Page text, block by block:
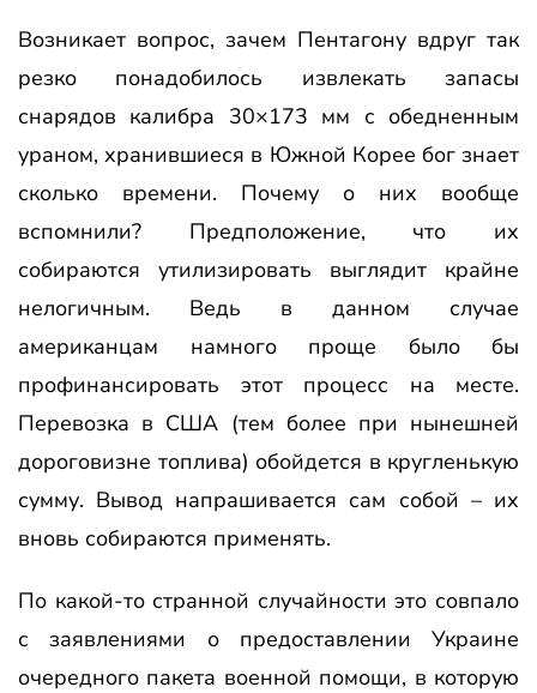
Возникает вопрос, зачем Пентагону вдруг так
резко понадобилось извлекать запасы
снарядов калибра 30×173 мм с обедненным
ураном, хранившиеся в Южной Корее бог знает
сколько времени. Почему о них вообще
вспомнили? Предположение, что их
собираются утилизировать выглядит крайне
нелогичным. Ведь в данном случае
американцам намного проще было бы
профинансировать этот процесс на месте.
Перевозка в США (тем более при нынешней
дороговизне топлива) обойдется в кругленькую
сумму. Вывод напрашивается сам собой – их
вновь собираются применять.
По какой-то странной случайности это совпало
с заявлениями о предоставлении Украине
очередного пакета военной помощи, в которую